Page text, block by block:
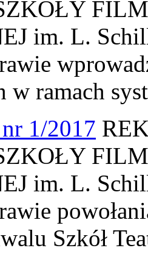
im. L.
w ramach
1/2017
im. L.
Szkół